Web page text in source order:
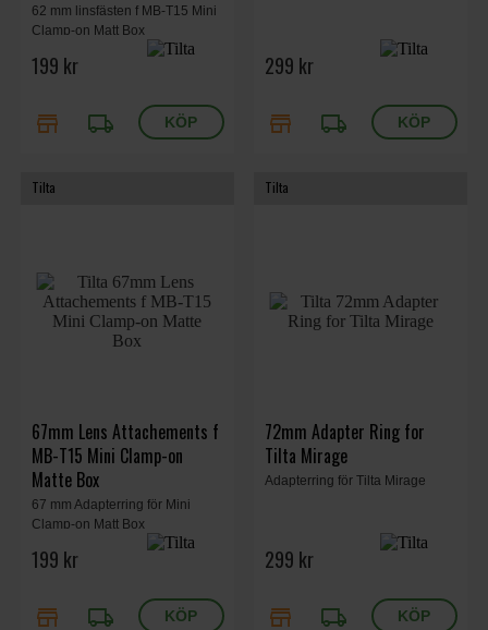
62 mm linsfästen f MB-T15 Mini
Clamp-on Matt Box
199 kr
store local_shipping
299 kr
store local_shipping
Tilta
67mm Lens Attachements f
MB-T15 Mini Clamp-on
Matte Box
67 mm Adapterring för Mini
Clamp-on Matt Box
199 kr
store local_shipping
Tilta
72mm Adapter Ring for
Tilta Mirage
Adapterring för Tilta Mirage
299 kr
store local_shipping